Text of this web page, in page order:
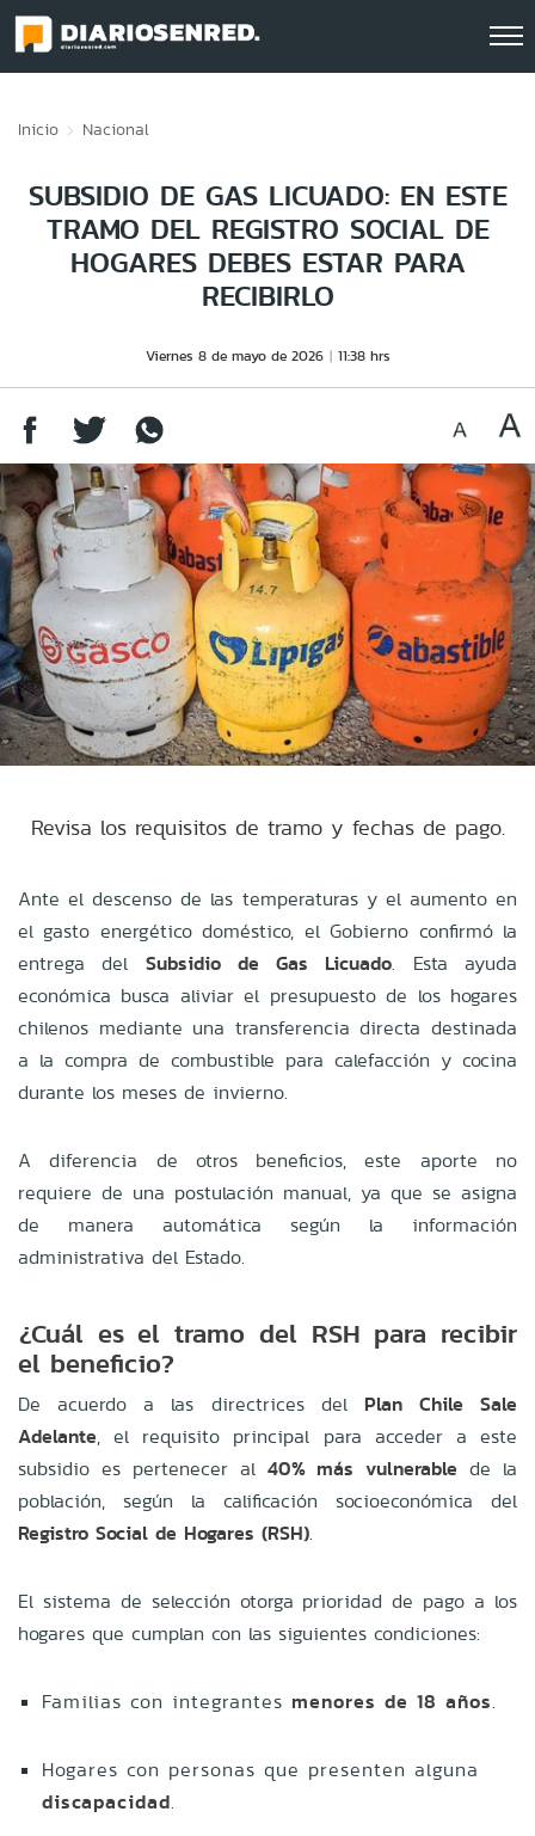
Inicio Nacional
SUBSIDIO DE GAS LICUADO: EN ESTE
TRAMO DEL REGISTRO SOCIAL DE
HOGARES DEBES ESTAR PARA
RECIBIRLO
Viernes 8 de mayo de 2026 11:38 hrs
Revisa los requisitos de tramo y fechas de pago.
Ante el descenso de las temperaturas y el aumento en
el gasto energético doméstico, el Gobierno confirmó la
entrega del Subsidio de Gas Licuado. Esta ayuda
económica busca aliviar el presupuesto de los hogares
chilenos mediante una transferencia directa destinada
a la compra de combustible para calefacción y cocina
durante los meses de invierno.
A diferencia de otros beneficios, este aporte no
requiere de una postulación manual, ya que se asigna
de manera automática según la información
administrativa del Estado.
¿Cuál es el tramo del RSH para recibir
el beneficio?
De acuerdo a las directrices del Plan Chile Sale
Adelante, el requisito principal para acceder a este
subsidio es pertenecer al 40% más vulnerable de la
población, según la calificación socioeconómica del
Registro Social de Hogares (RSH).
El sistema de selección otorga prioridad de pago a los
hogares que cumplan con las siguientes condiciones:
Familias con integrantes menores de 18 años.
Hogares con personas que presenten alguna
discapacidad.